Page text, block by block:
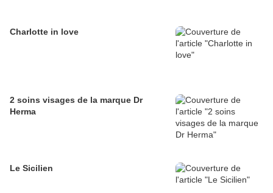
Charlotte in love
2 soins visages de la marque Dr
Herma
Le Sicilien